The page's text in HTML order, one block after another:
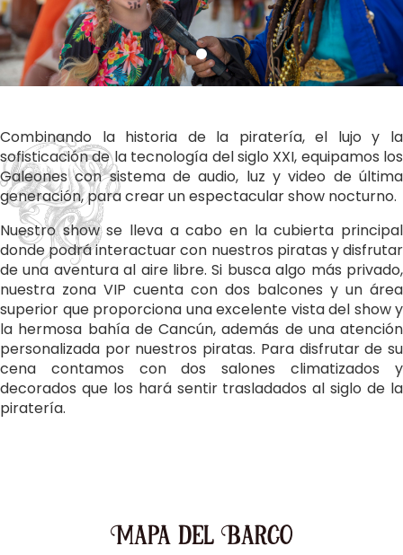
Combinando la historia de la piratería, el lujo y la
sofisticación de la tecnología del siglo XXI, equipamos los
Galeones con sistema de audio, luz y video de última
generación, para crear un espectacular show nocturno.
Nuestro show se lleva a cabo en la cubierta principal
donde podrá interactuar con nuestros piratas y disfrutar
de una aventura al aire libre. Si busca algo más privado,
nuestra zona VIP cuenta con dos balcones y un área
superior que proporciona una excelente vista del show y
la hermosa bahía de Cancún, además de una atención
personalizada por nuestros piratas. Para disfrutar de su
cena contamos con dos salones climatizados y
decorados que los hará sentir trasladados al siglo de la
piratería.
Mapa del Barco